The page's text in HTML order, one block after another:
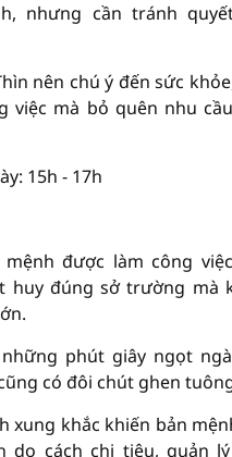
nhưng cần tránh
nên chú ý đến sức
việc mà bỏ quên nhu
15h - 17h
mệnh được làm công
huy đúng sở trường mà
phút giây ngọt
có đôi chút ghen
xung khắc khiến bản
do cách chi tiêu, quản